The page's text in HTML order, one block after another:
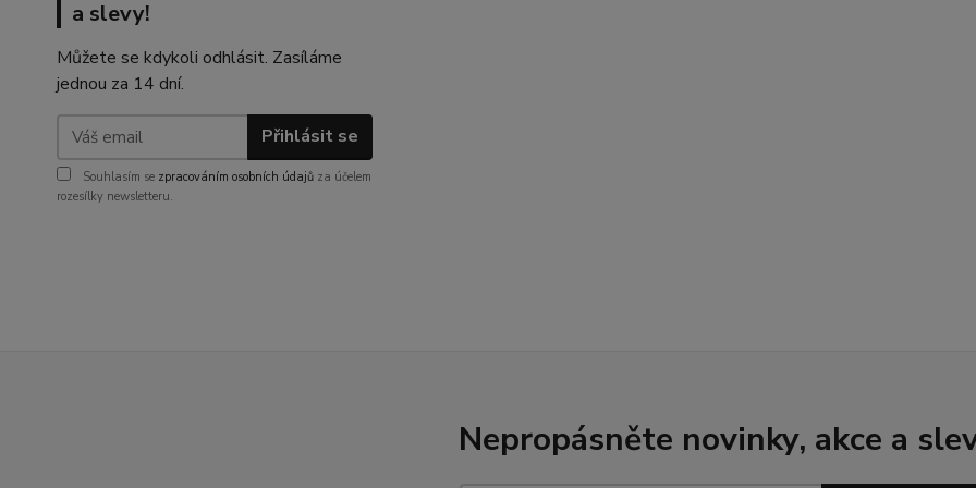
a slevy!
Můžete se kdykoli odhlásit. Zasíláme
jednou za 14 dní.
Přihlásit se
Souhlasím se zpracováním osobních údajů za účelem
rozesílky newsletteru.
Nepropásněte novinky, akce a